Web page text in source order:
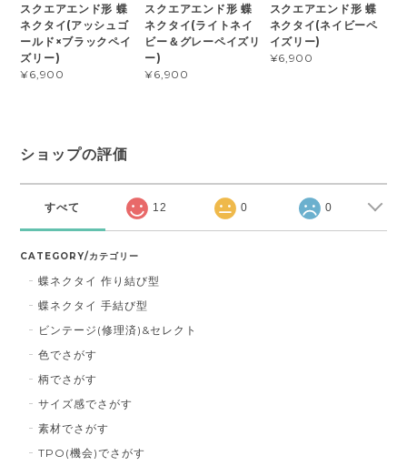
スクエアエンド形 蝶
ネクタイ(アッシュゴ
ールド×ブラックペイ
ズリー)
¥6,900
スクエアエンド形 蝶
ネクタイ(ライトネイ
ビー＆グレーペイズリ
ー)
¥6,900
スクエアエンド形 蝶
ネクタイ(ネイビーペ
イズリー)
¥6,900
ショップの評価
すべて 12 0 0
CATEGORY/カテゴリー
蝶ネクタイ 作り結び型
蝶ネクタイ 手結び型
ビンテージ(修理済)&セレクト
色でさがす
柄でさがす
サイズ感でさがす
素材でさがす
TPO(機会)でさがす